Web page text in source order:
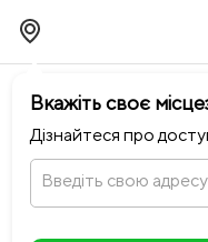
Вкажіть своє
Дізнайтеся про
Введіть свою адресу
Тимчасово можливі
chevron_leftПовернутися до